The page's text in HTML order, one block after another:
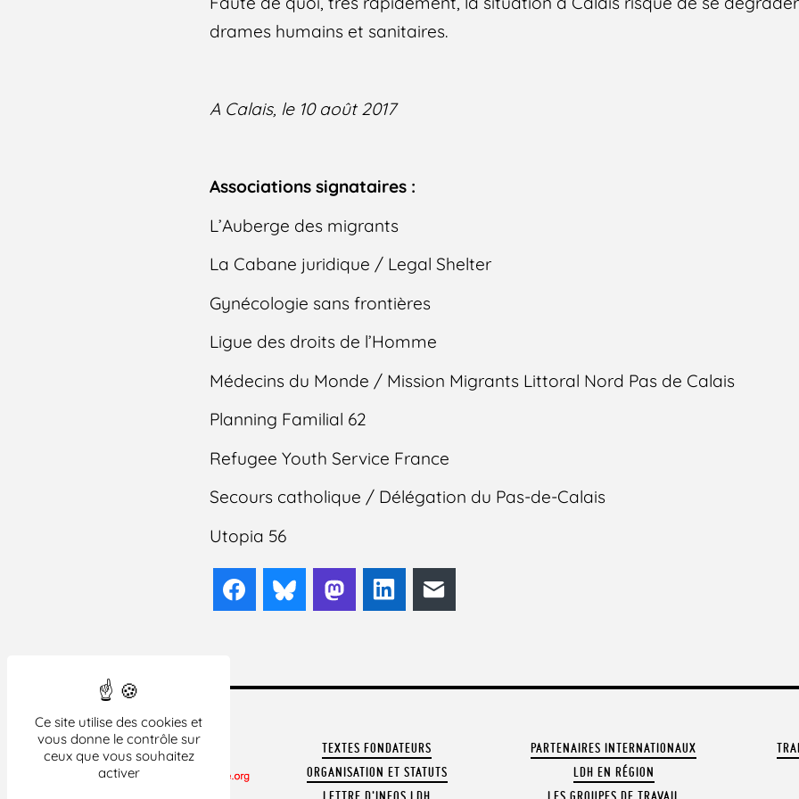
Ce site utilise des cookies et
vous donne le contrôle sur
ceux que vous souhaitez
activer
drames humains et sanitaires.
A Calais, le 10 août 2017
Associations signataires :
L’Auberge des migrants
La Cabane juridique / Legal Shelter
Gynécologie sans frontières
Ligue des droits de l’Homme
Médecins du Monde / Mission Migrants Littoral Nord Pas de Calais
Planning Familial 62
Refugee Youth Service France
Secours catholique / Délégation du Pas-de-Calais
Utopia 56
FacebookBlueskyMastodonLinkedIn
TEXTES FONDATEURS
ORGANISATION ET STATUTS
PARTENAIRES INTERNATIONAUX
LDH EN RÉGION